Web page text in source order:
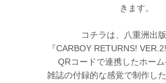
きます。
コチラは、八重洲出
『CARBOY RETURNS!
QRコードで連携したホーム
雑誌の付録的な感覚で制作し